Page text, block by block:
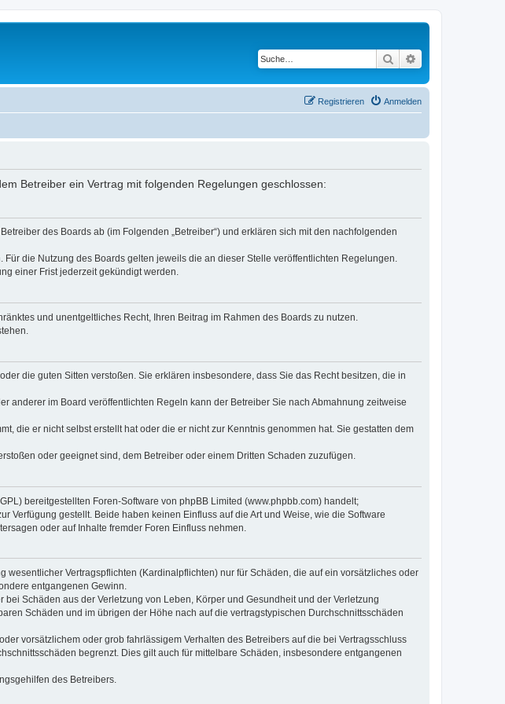
Suche
Anmelden
Registrieren
Betreiber ein Vertrag mit folgenden Regelungen geschlossen:
des Boards ab (im Folgenden „Betreiber“) und erklären sich mit den nachfolgenden
die Nutzung des Boards gelten jeweils die an dieser Stelle veröffentlichten Regelungen.
einer Frist jederzeit gekündigt werden.
und unentgeltliches Recht, Ihren Beitrag im Rahmen des Boards zu nutzen.
die guten Sitten verstoßen. Sie erklären insbesondere, dass Sie das Recht besitzen, die in
anderer im Board veröffentlichten Regeln kann der Betreiber Sie nach Abmahnung zeitweise
die er nicht selbst erstellt hat oder die er nicht zur Kenntnis genommen hat. Sie gestatten dem
oder geeignet sind, dem Betreiber oder einem Dritten Schaden zuzufügen.
bereitgestellten Foren-Software von phpBB Limited (www.phpbb.com) handelt;
gestellt. Beide haben keinen Einfluss auf die Art und Weise, wie die Software
oder auf Inhalte fremder Foren Einfluss nehmen.
Vertragspflichten (Kardinalpflichten) nur für Schäden, die auf ein vorsätzliches oder
entgangenen Gewinn.
Schäden aus der Verletzung von Leben, Körper und Gesundheit und der Verletzung
Schäden und im übrigen der Höhe nach auf die vertragstypischen Durchschnittsschäden
vorsätzlichem oder grob fahrlässigem Verhalten des Betreibers auf die bei Vertragsschluss
begrenzt. Dies gilt auch für mittelbare Schäden, insbesondere entgangenen
des Betreibers.